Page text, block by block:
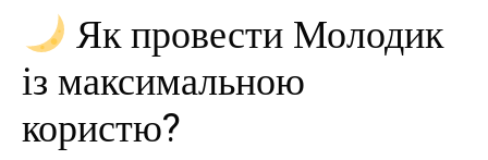
Як провести Молодик
із максимальною
користю?